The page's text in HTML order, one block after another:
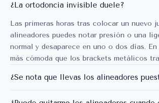
¿La ortodoncia invisible duele?
Las primeras horas tras colocar un nuevo
alineadores puedes notar presión o una
normal y desaparece en uno o dos días.
más cómoda que los brackets metálicos
¿Se nota que llevas los alineadores